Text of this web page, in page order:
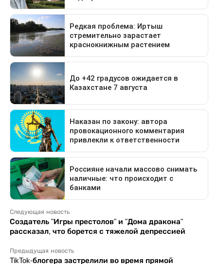
Следующая новость
Создатель "Игры престолов" и "Дома дракона"
рассказал, что борется с тяжелой депрессией
Предыдущая новость
TikTok-блогера застрелили во время прямой